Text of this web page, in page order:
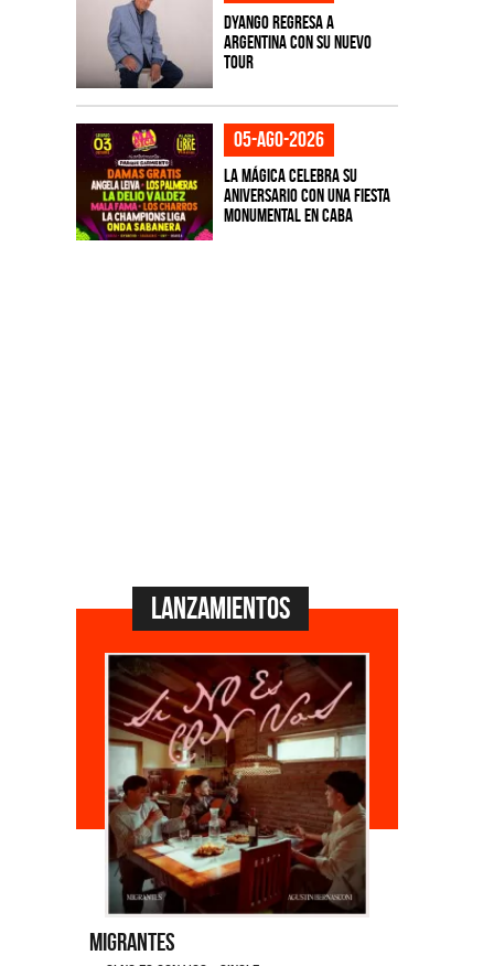
Dyango regresa a
Argentina con su nuevo
tour
05-ago-2026
La Mágica celebra su
aniversario con una fiesta
monumental en CABA
Lanzamientos
Migrantes